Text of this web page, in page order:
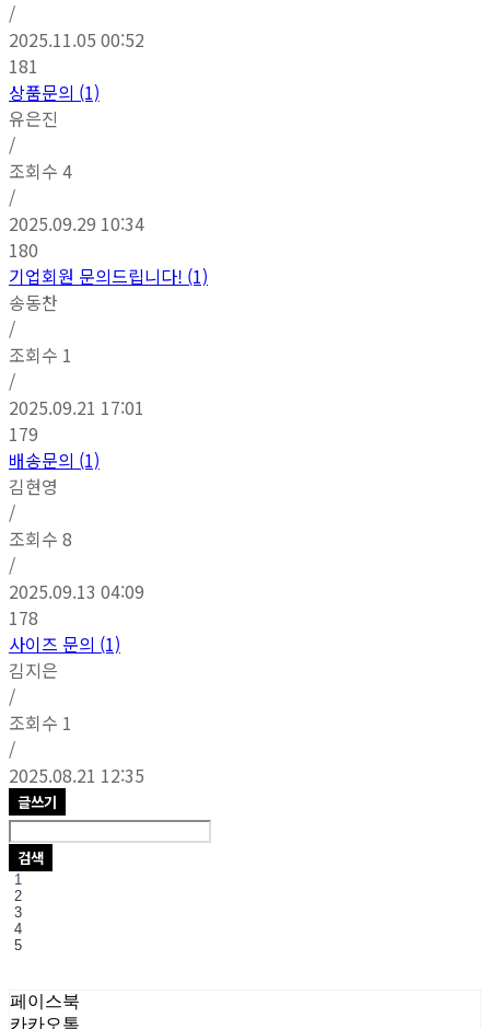
/
2025.11.05 00:52
181
상품문의 (1)
유은진
/
조회수 4
/
2025.09.29 10:34
180
기업회원 문의드립니다! (1)
송동찬
/
조회수 1
/
2025.09.21 17:01
179
배송문의 (1)
김현영
/
조회수 8
/
2025.09.13 04:09
178
사이즈 문의 (1)
김지은
/
조회수 1
/
2025.08.21 12:35
글쓰기
검색
1
2
3
4
5
페이스북
카카오톡